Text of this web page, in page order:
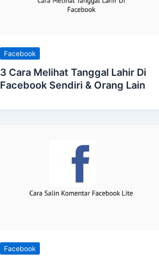
Facebook
3 Cara Melihat Tanggal Lahir Di
Facebook Sendiri & Orang Lain
Facebook